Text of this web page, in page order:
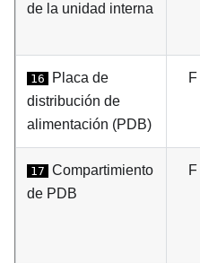
de la unidad interna
16
Placa de
distribución de
alimentación (PDB)
F
17 Compartimiento
de PDB
F